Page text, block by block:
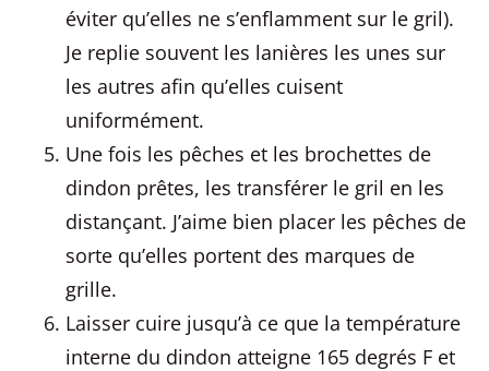
éviter qu’elles ne s’enflamment sur le gril).
Je replie souvent les lanières les unes sur
les autres afin qu’elles cuisent
uniformément.
Une fois les pêches et les brochettes de
dindon prêtes, les transférer le gril en les
distançant. J’aime bien placer les pêches de
sorte qu’elles portent des marques de
grille.
Laisser cuire jusqu’à ce que la température
interne du dindon atteigne 165 degrés F et